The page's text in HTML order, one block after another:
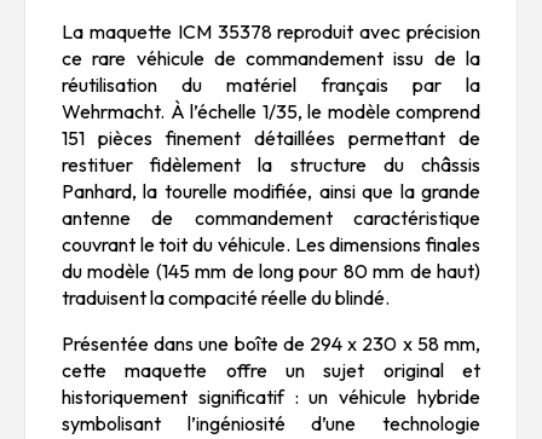
La maquette ICM 35378 reproduit avec précision
ce rare véhicule de commandement issu de la
réutilisation du matériel français par la
Wehrmacht. À l’échelle 1/35, le modèle comprend
151 pièces finement détaillées permettant de
restituer fidèlement la structure du châssis
Panhard, la tourelle modifiée, ainsi que la grande
antenne de commandement caractéristique
couvrant le toit du véhicule. Les dimensions finales
du modèle (145 mm de long pour 80 mm de haut)
traduisent la compacité réelle du blindé.
Présentée dans une boîte de 294 x 230 x 58 mm,
cette maquette offre un sujet original et
historiquement significatif : un véhicule hybride
symbolisant l’ingéniosité d’une technologie